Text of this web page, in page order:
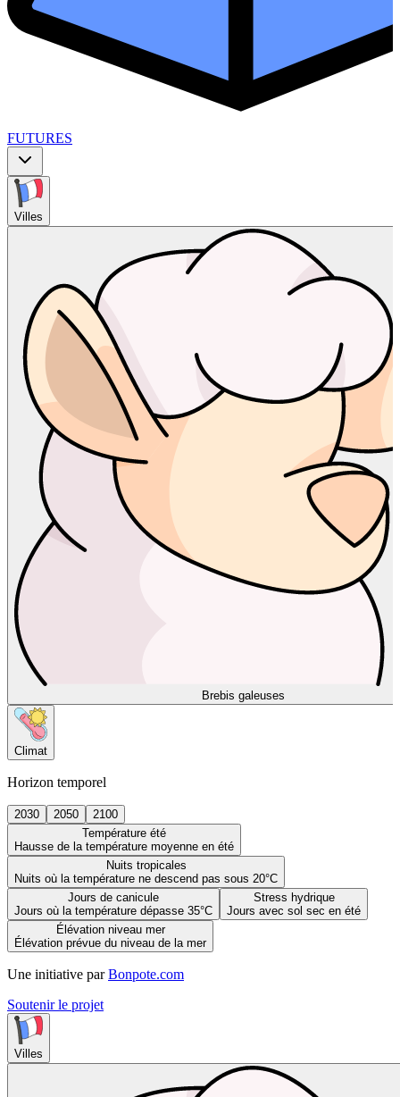
FUTURES
Villes
Brebis galeuses
Climat
Horizon temporel
2030 2050
2100
Température été
Hausse de la température moyenne en été
Nuits tropicales
Nuits où la température ne descend pas sous 20°C
Jours de canicule
Jours où la température dépasse 35°C
Stress hydrique
Jours avec sol sec en été
Élévation niveau mer
Élévation prévue du niveau de la mer
Une initiative par Bonpote.com
Soutenir le projet
Villes